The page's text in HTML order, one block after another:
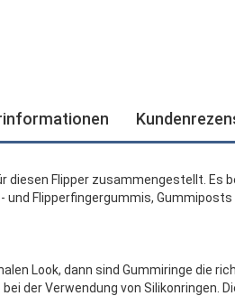
diesen Flipper zusammengestellt. Es
Flipperfingergummis, Gummiposts
Look, dann sind Gummiringe die
der Verwendung von Silikonringen.